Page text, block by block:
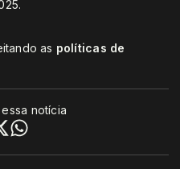
as políticas de
notícia